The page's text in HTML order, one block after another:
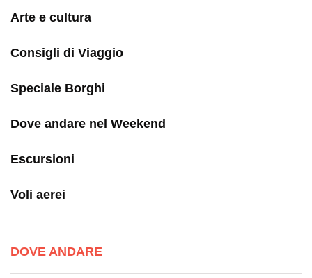
Arte e cultura
Consigli di Viaggio
Speciale Borghi
Dove andare nel Weekend
Escursioni
Voli aerei
DOVE ANDARE